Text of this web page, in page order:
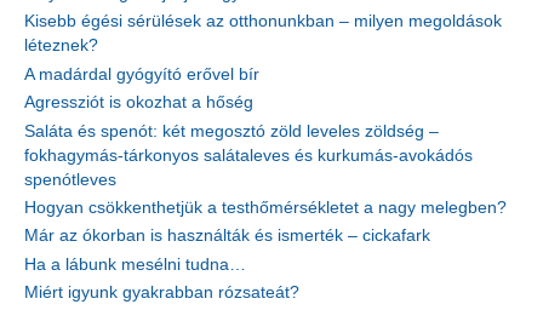
Kisebb égési sérülések az otthonunkban – milyen megoldások
léteznek?
A madárdal gyógyító erővel bír
Agressziót is okozhat a hőség
Saláta és spenót: két megosztó zöld leveles zöldség –
fokhagymás-tárkonyos salátaleves és kurkumás-avokádós
spenótleves
Hogyan csökkenthetjük a testhőmérsékletet a nagy melegben?
Már az ókorban is használták és ismerték – cickafark
Ha a lábunk mesélni tudna…
Miért igyunk gyakrabban rózsateát?